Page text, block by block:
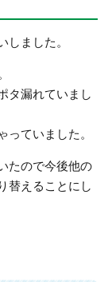
しました。
タ漏れていまし
っていました。
たので今後他の
替えることにし